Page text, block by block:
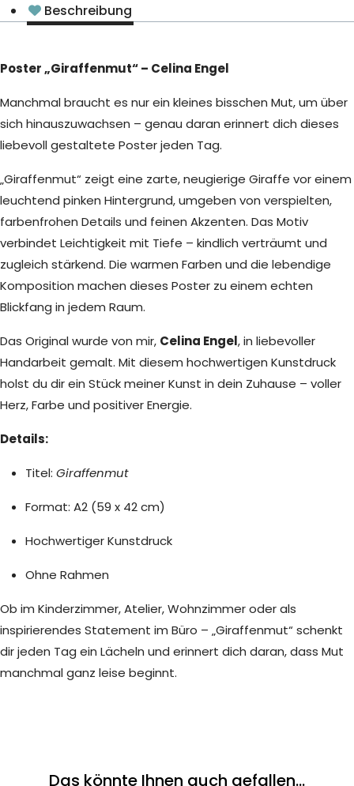
Beschreibung
Poster „Giraffenmut“ – Celina Engel
Manchmal braucht es nur ein kleines bisschen Mut, um über
sich hinauszuwachsen – genau daran erinnert dich dieses
liebevoll gestaltete Poster jeden Tag.
„Giraffenmut“ zeigt eine zarte, neugierige Giraffe vor einem
leuchtend pinken Hintergrund, umgeben von verspielten,
farbenfrohen Details und feinen Akzenten. Das Motiv
verbindet Leichtigkeit mit Tiefe – kindlich verträumt und
zugleich stärkend. Die warmen Farben und die lebendige
Komposition machen dieses Poster zu einem echten
Blickfang in jedem Raum.
Das Original wurde von mir, Celina Engel, in liebevoller
Handarbeit gemalt. Mit diesem hochwertigen Kunstdruck
holst du dir ein Stück meiner Kunst in dein Zuhause – voller
Herz, Farbe und positiver Energie.
Details:
Titel: Giraffenmut
Format: A2 (59 x 42 cm)
Hochwertiger Kunstdruck
Ohne Rahmen
Ob im Kinderzimmer, Atelier, Wohnzimmer oder als
inspirierendes Statement im Büro – „Giraffenmut“ schenkt
dir jeden Tag ein Lächeln und erinnert dich daran, dass Mut
manchmal ganz leise beginnt.
Das könnte Ihnen auch gefallen...